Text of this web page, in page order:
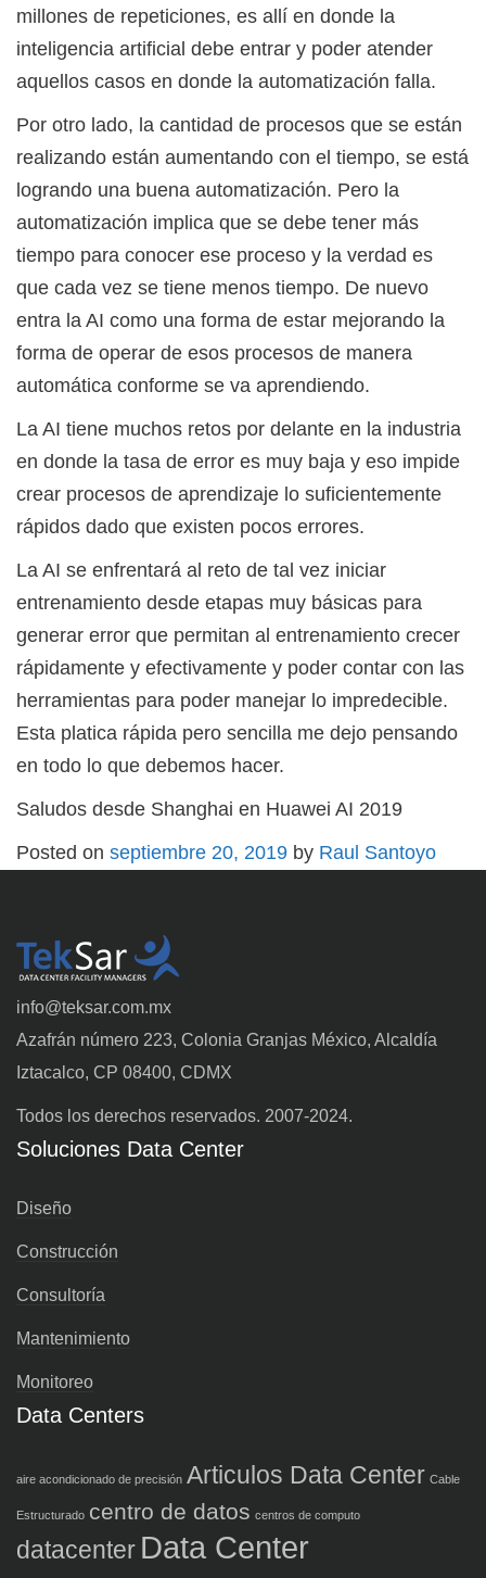
millones de repeticiones, es allí en donde la
inteligencia artificial debe entrar y poder atender
aquellos casos en donde la automatización falla.
Por otro lado, la cantidad de procesos que se están
realizando están aumentando con el tiempo, se está
logrando una buena automatización. Pero la
automatización implica que se debe tener más
tiempo para conocer ese proceso y la verdad es
que cada vez se tiene menos tiempo. De nuevo
entra la AI como una forma de estar mejorando la
forma de operar de esos procesos de manera
automática conforme se va aprendiendo.
La AI tiene muchos retos por delante en la industria
en donde la tasa de error es muy baja y eso impide
crear procesos de aprendizaje lo suficientemente
rápidos dado que existen pocos errores.
La AI se enfrentará al reto de tal vez iniciar
entrenamiento desde etapas muy básicas para
generar error que permitan al entrenamiento crecer
rápidamente y efectivamente y poder contar con las
herramientas para poder manejar lo impredecible.
Esta platica rápida pero sencilla me dejo pensando
en todo lo que debemos hacer.
Saludos desde Shanghai en Huawei AI 2019
Posted on septiembre 20, 2019 by Raul Santoyo
info@teksar.com.mx
Azafrán número 223, Colonia Granjas México, Alcaldía
Iztacalco, CP 08400, CDMX
Todos los derechos reservados. 2007-2024.
Soluciones Data Center
Diseño
Construcción
Consultoría
Mantenimiento
Monitoreo
Data Centers
aire acondicionado de precisión Articulos Data Center Cable
Estructurado centro de datos centros de computo
datacenter Data Center